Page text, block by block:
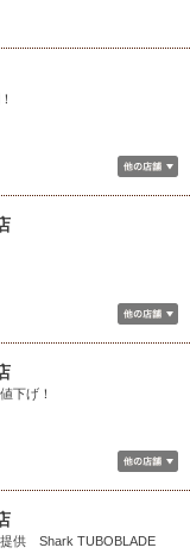
下げ！
供 Shark TUBOBLADE